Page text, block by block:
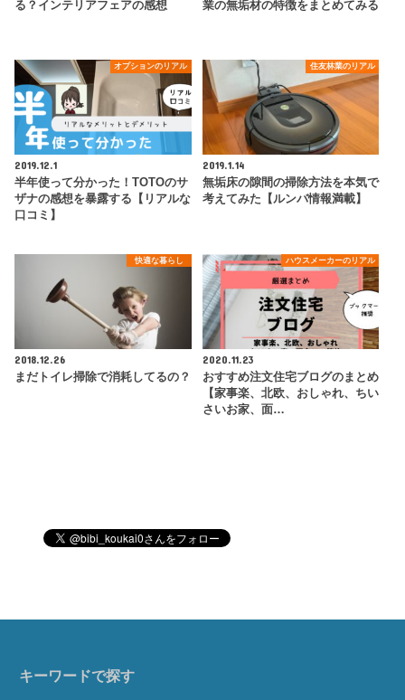
る？インテリアフェアの感想
業の無垢材の特徴をまとめてみる
オプションのリアル
2019.12.1
半年使って分かった！TOTOのサ
ザナの感想を暴露する【リアルな
口コミ】
住友林業のリアル
2019.1.14
無垢床の隙間の掃除方法を本気で
考えてみた【ルンバ情報満載】
快適な暮らし
2018.12.26
まだトイレ掃除で消耗してるの？
ハウスメーカーのリアル
2020.11.23
おすすめ注文住宅ブログのまとめ
【家事楽、北欧、おしゃれ、ちい
さいお家、面…
キーワードで探す